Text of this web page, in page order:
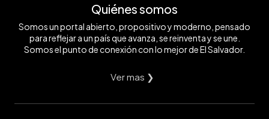
Quiénes somos
Somos un portal abierto, propositivo y moderno, pensado
para reflejar a un país que avanza, se reinventa y se une.
Somos el punto de conexión con lo mejor de El Salvador.
Ver mas ❯